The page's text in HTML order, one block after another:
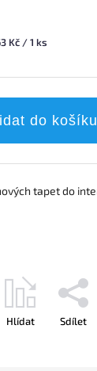
Kč / 1 ks
do košíku
tapet do
Hlídat Sdílet